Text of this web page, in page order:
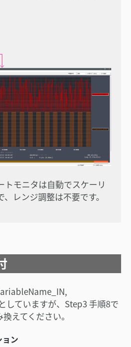
トモニタは自動でスケーリ
レンジ調整は不要です。
していますが、Step3 手順8で
えてください。
ン